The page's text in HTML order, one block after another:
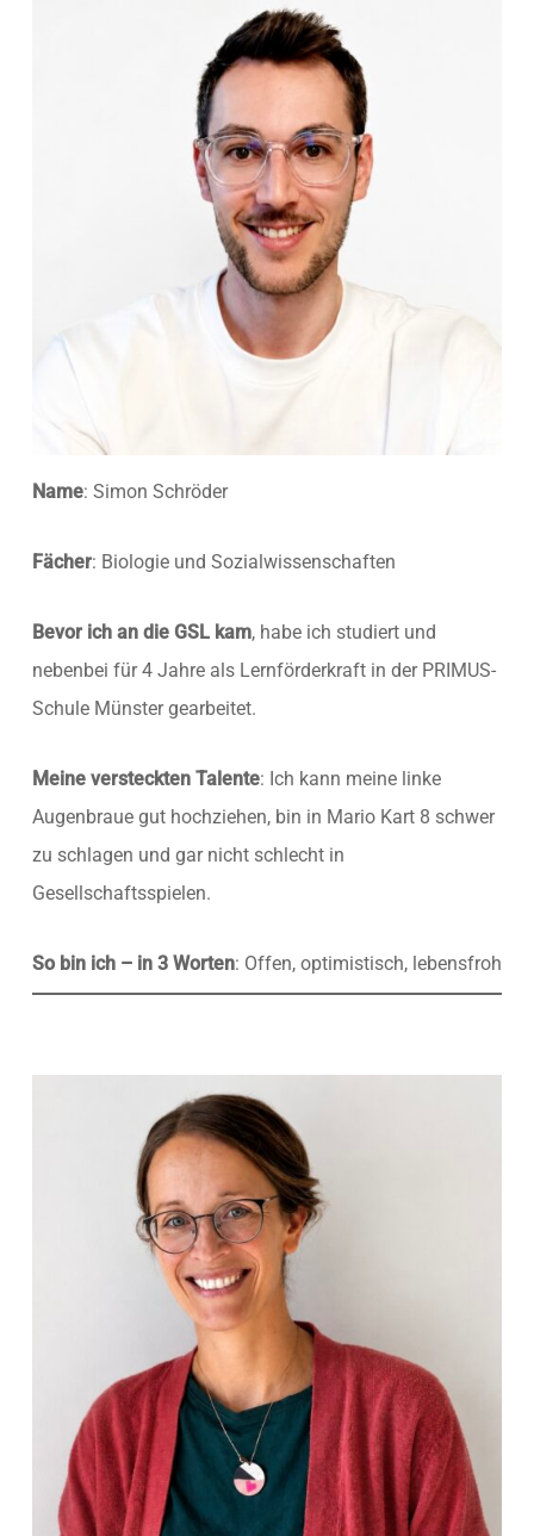
Name: Simon Schröder
Fächer: Biologie und Sozialwissenschaften
Bevor ich an die GSL kam, habe ich studiert und
nebenbei für 4 Jahre als Lernförderkraft in der PRIMUS-
Schule Münster gearbeitet.
Meine versteckten Talente: Ich kann meine linke
Augenbraue gut hochziehen, bin in Mario Kart 8 schwer
zu schlagen und gar nicht schlecht in
Gesellschaftsspielen.
So bin ich – in 3 Worten: Offen, optimistisch, lebensfroh